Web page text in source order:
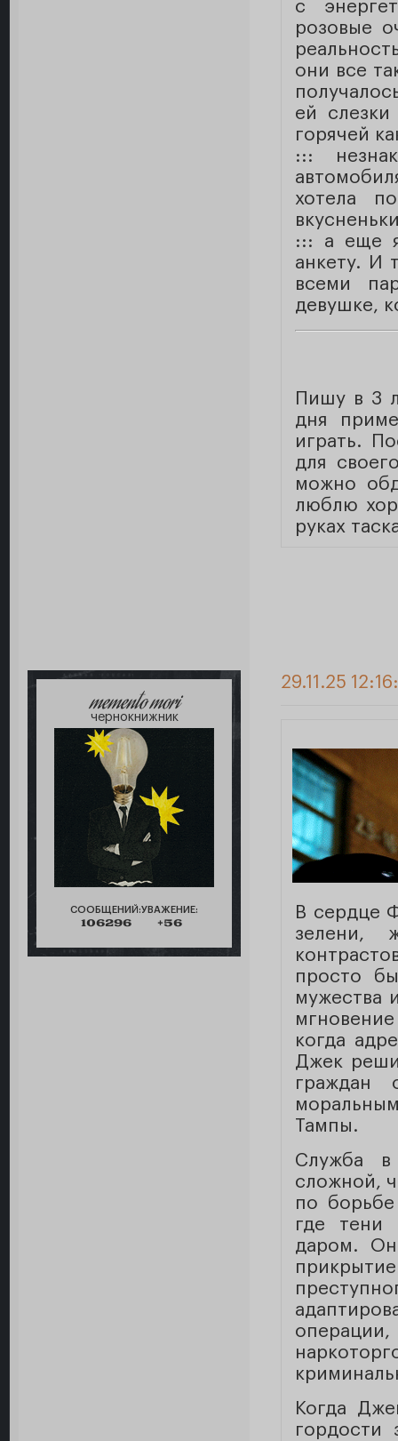
с
розовые
они все
ей
горячей
:::
хотела
::: а еще я
анкету. И
всеми
девушке,
Пишу в 3
дня
играть.
для
можно
люблю
руках
memento mori
чернокнижник
СООБЩЕНИЙ:
106296
УВАЖЕНИЕ:
+56
29.11.25
В сердце
зелени,
просто
мужества
когда
Джек
граждан
Тампы.
Служба в
сложной,
по
где тени
даром. Он
Когда
гордости